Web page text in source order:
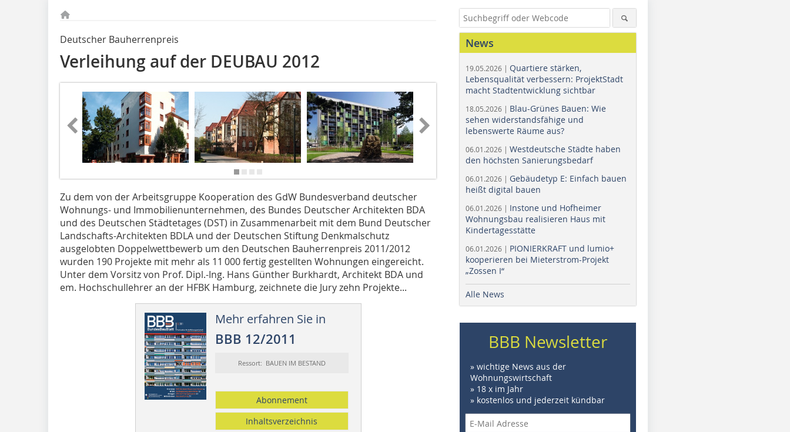
Deutscher Bauherrenpreis
Verleihung auf der DEUBAU 2012
Zu dem von der Arbeitsgruppe Kooperation des GdW Bundesverband deutscher
Wohnungs- und Immobilienunternehmen, des Bundes Deutscher Architekten BDA
und des Deutschen Städtetages (DST) in Zusammenarbeit mit dem Bund Deutscher
Landschafts-Architekten BDLA und der Deutschen Stiftung Denkmalschutz
ausgelobten Doppelwettbewerb um den Deutschen Bauherrenpreis 2011/2012
wurden 190 Projekte mit mehr als 11 000 fertig gestellten Wohnungen eingereicht.
Unter dem Vorsitz von Prof. Dipl.-Ing. Hans Günther Burkhardt, Architekt BDA und
em. Hochschullehrer an der HFBK Hamburg, zeichnete die Jury zehn Projekte...
Mehr erfahren Sie in
BBB 12/2011
Ressort: BAUEN IM BESTAND
Abonnement
Inhaltsverzeichnis
News
19.05.2026 | Quartiere stärken,
Lebensqualität verbessern: ProjektStadt
macht Stadtentwicklung sichtbar
18.05.2026 | Blau-Grünes Bauen: Wie
sehen widerstandsfähige und
lebenswerte Räume aus?
06.01.2026 | Westdeutsche Städte haben
den höchsten Sanierungsbedarf
06.01.2026 | Gebäudetyp E: Einfach bauen
heißt digital bauen
06.01.2026 | Instone und Hofheimer
Wohnungsbau realisieren Haus mit
Kindertagesstätte
06.01.2026 | PIONIERKRAFT und lumio+
kooperieren bei Mieterstrom-Projekt
„Zossen I“
Alle News
BBB Newsletter
» wichtige News aus der
Wohnungswirtschaft
» 18 x im Jahr
» kostenlos und jederzeit kündbar